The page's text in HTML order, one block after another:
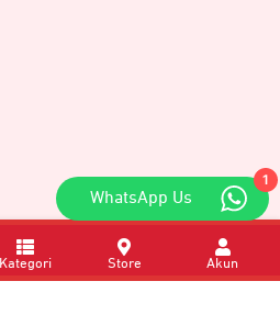
1
WhatsApp Us
Kategori Store Akun